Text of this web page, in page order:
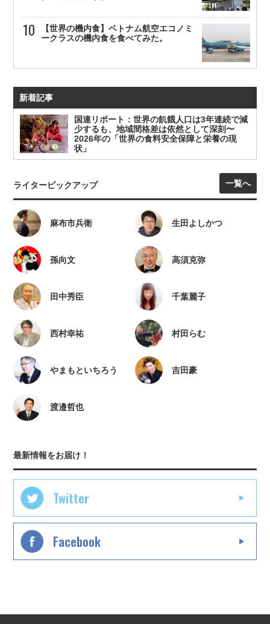
【世界の機内食】ベトナム航空エコノミ
ークラスの機内食を食べてみた。
新着記事
国連リポート：世界の飢餓人口は3年連続で減
少するも、地域間格差は依然として深刻〜
2026年の「世界の食料安全保障と栄養の現
状」
ライターピックアップ 一覧へ
麻布市兵衛 生田よしかつ
孫向文 高須克弥
田中秀臣 千葉麗子
西村幸祐 村田らむ
やまもといちろう 吉田豪
渡邉哲也
最新情報をお届け！
Twitter
Facebook